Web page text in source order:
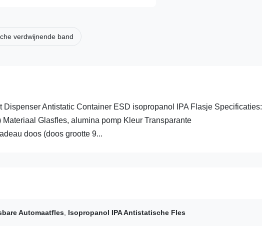
verdwijnende band
Antistatic Container ESD isopropanol IPA Flasje Specificaties:
Glasfles, alumina pomp Kleur Transparante
doos (doos grootte 9...
Automaatfles Isopropanol IPA Antistatische Fles